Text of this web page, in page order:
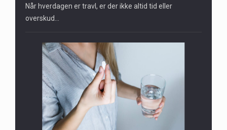
Når hverdagen er travl, er der ikke altid tid eller
overskud…